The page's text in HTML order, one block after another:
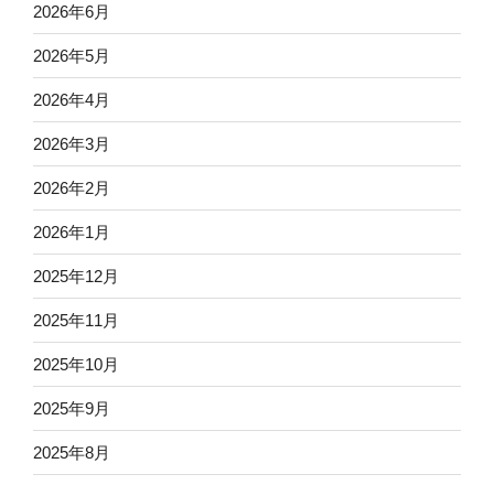
2026年6月
2026年5月
2026年4月
2026年3月
2026年2月
2026年1月
2025年12月
2025年11月
2025年10月
2025年9月
2025年8月